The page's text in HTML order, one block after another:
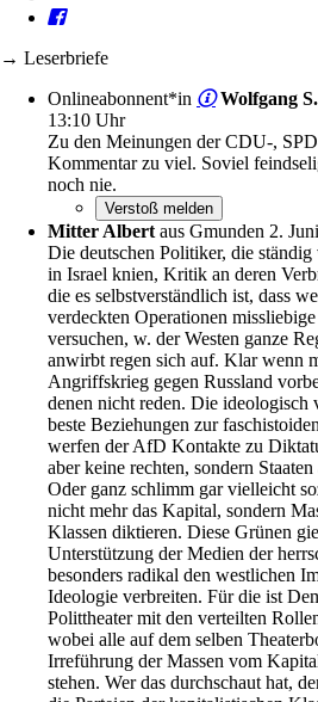
→ Leserbriefe
Onlineabonnent*in
Wolfgang S.
13:10 Uhr
Zu den Meinungen der CDU-,
Kommentar zu viel. Soviel
noch nie.
Mitter Albert aus Gmunden 2.
Die deutschen Politiker, die
in Israel knien, Kritik an deren
die es selbstverständlich ist, dass
verdeckten Operationen
versuchen, w. der Westen ganze
anwirbt regen sich auf. Klar wenn
Angriffskrieg gegen Russland
denen nicht reden. Die ideologisch
beste Beziehungen zur
werfen der AfD Kontakte zu
aber keine rechten, sondern
Oder ganz schlimm gar vielleicht
nicht mehr das Kapital, sondern
Klassen diktieren. Diese Grünen
Unterstützung der Medien der
besonders radikal den westlichen
Ideologie verbreiten. Für die ist
Polittheater mit den verteilten
wobei alle auf dem selben
Irreführung der Massen vom
stehen. Wer das durchschaut hat,